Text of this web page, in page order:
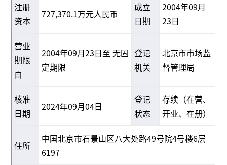
注册
资本
727,370.1万元人民币
成立
日期
2004年09月
23日
营业
期限
自
2004年09月23日至 无固
定期限
登记
机关
北京市市场监
督管理局
核准
日期
2024年09月04日
登记
状态
存续（在营、
开业、在册）
住所
中国北京市石景山区八大处路49号院4号楼6层
6197